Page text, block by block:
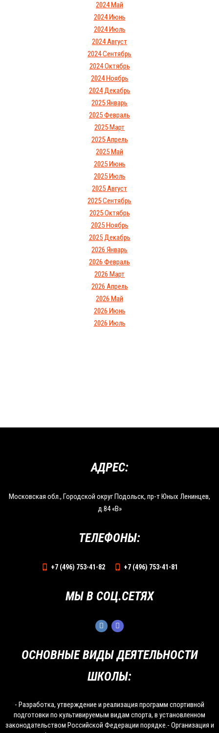
2024 Май
2024 Июнь
2024 Июль
2024 Август
2024 Сентябрь
2024 Октябрь
2024 Ноябрь
2024 Декабрь
2025 Январь
2025 Февраль
2025 Март
2025 Апрель
2025 Май
2025 Июнь
2025 Июль
2025 Август
2025 Сентябрь
2025 Октябрь
2025 Ноябрь
2025 Декабрь
2026 Январь
2026 Февраль
2026 Март
2026 Апрель
2026 Май
2026 Июнь
2026 Июль
ОСНОВНЫЕ ВИДЫ ДЕЯТЕЛЬНОСТИ
ШКОЛЫ:
- Разработка, утверждение и реализация программ спортивной
подготовки по культивируемым видам спорта, в установленном
законодательством Российской Федерации порядке.- Организация и
АДРЕС:
Московская обл., Городской округ Подольск, пр-т Юных Ленинцев,
д.84 «В»
ТЕЛЕФОНЫ:
+7 (496) 753-41-82 +7 (496) 753-41-81
МЫ В СОЦ.СЕТЯХ